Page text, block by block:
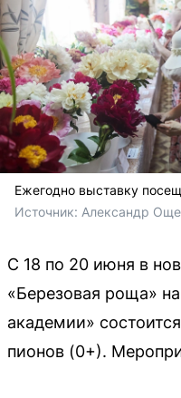
Ежегодно выставку
Источник: Александр
С 18 по 20 июня в
«Березовая роща»
академии»
пионов (0+).